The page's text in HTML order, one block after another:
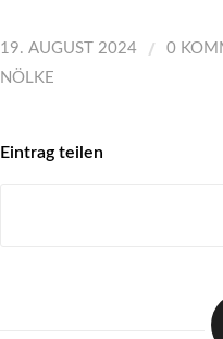
19. AUGUST 2024 / 0
NÖLKE
Eintrag teilen